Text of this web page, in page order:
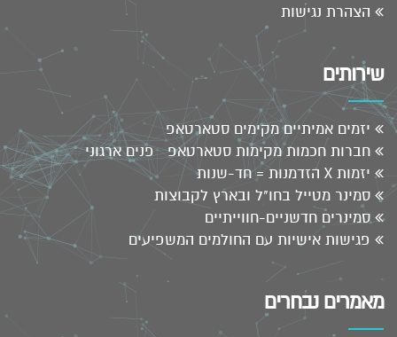
הצהרת נגישות
שירותים
יזמים אמיתיים מקימים סטארטאפ
חברות חכמות מקימות סטארטאפ פנים ארגוני
יזמות X הזדמנות = חד-שנות
סמינר מטייל בחו"ל ובארץ לקבוצות
סמינרים חדשניים-חווייתיים
פגישות אישיות עם החולמים המשפיעים
מאמרים נבחרים